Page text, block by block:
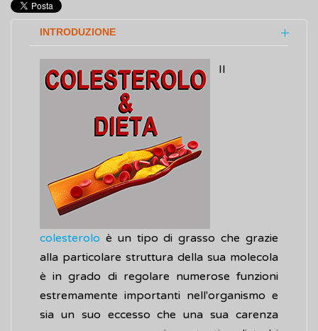
INTRODUZIONE
Il
colesterolo è un tipo di grasso che grazie
alla particolare struttura della sua molecola
è in grado di regolare numerose funzioni
estremamente importanti nell'organismo e
sia un suo eccesso che una sua carenza